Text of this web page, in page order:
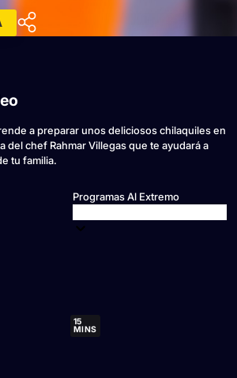
a preparar unos deliciosos chilaquiles en
del chef Rahmar Villegas que te ayudará a
tu familia.
Programas Al Extremo
15
MINS